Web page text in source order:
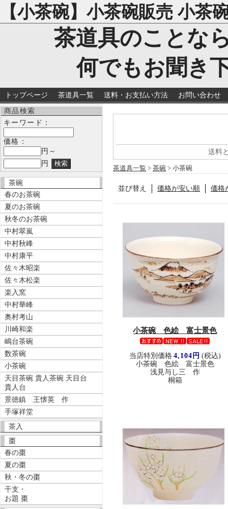
【小茶碗】小茶碗販売 小茶
茶道具のことな
何でもお聞き
トップページ 茶道具一覧 送料・お支払い方法 お問い合わせ
商品検索
キーワード：
価格：
円～
円
茶碗
春のお茶碗
夏のお茶碗
秋冬のお茶碗
中村翠嵐
中村秋峰
中村康平
佐々木昭楽
佐々木松楽
楽入窯
中村華峰
奥村考山
川崎和楽
嶋台茶碗
数茶碗
小茶碗
天目茶碗 貴人茶碗 天目台
貴人台
景徳鎮 王懐英 作
手塚祥堂
茶入
棗
春の棗
夏の棗
秋・冬の棗
干支・
お題 棗
送料
茶道具一覧 > 茶碗 > 小茶碗
並び替え 価格が安い順 価格
小茶碗 色絵 富士景色
当店特別価格 4,104円 (税込)
小茶碗 色絵 富士景色
浅見与し三 作
桐箱